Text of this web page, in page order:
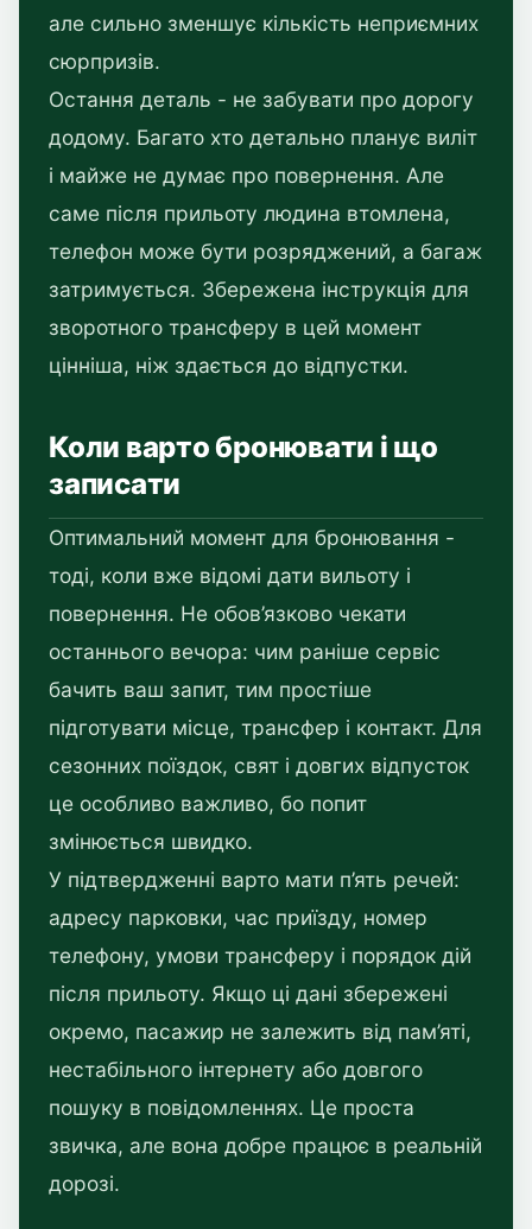
але сильно зменшує кількість неприємних
сюрпризів.
Остання деталь - не забувати про дорогу
додому. Багато хто детально планує виліт
і майже не думає про повернення. Але
саме після прильоту людина втомлена,
телефон може бути розряджений, а багаж
затримується. Збережена інструкція для
зворотного трансферу в цей момент
цінніша, ніж здається до відпустки.
Коли варто бронювати і що
записати
Оптимальний момент для бронювання -
тоді, коли вже відомі дати вильоту і
повернення. Не обов’язково чекати
останнього вечора: чим раніше сервіс
бачить ваш запит, тим простіше
підготувати місце, трансфер і контакт. Для
сезонних поїздок, свят і довгих відпусток
це особливо важливо, бо попит
змінюється швидко.
У підтвердженні варто мати п’ять речей:
адресу парковки, час приїзду, номер
телефону, умови трансферу і порядок дій
після прильоту. Якщо ці дані збережені
окремо, пасажир не залежить від пам’яті,
нестабільного інтернету або довгого
пошуку в повідомленнях. Це проста
звичка, але вона добре працює в реальній
дорозі.